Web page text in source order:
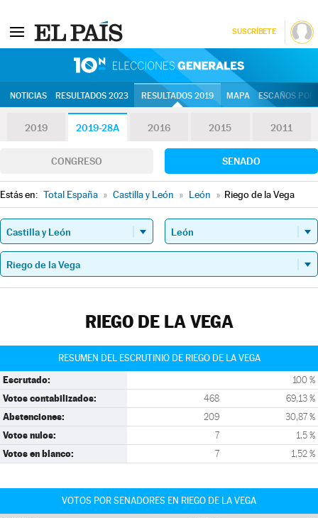
SUSCRÍBETE
NOTICIAS RESULTADOS 2023 RESULTADOS 2019 MAPA ESCAÑOS
2019 2019-28A 2016 2015 2011
CONGRESO SENADO
Estás en: Total España » Castilla y León » León » Riego de la Vega
RIEGO DE LA VEGA
RESUMEN DEL ESCRUTINIO DE RIEGO DE LA VEGA
Escrutado: 100 %
Votos contabilizados: 468 69,13 %
Abstenciones: 209 30,87 %
Votos nulos: 7 1,5 %
Votos en blanco: 7 1,52 %
VOTOS POR SENADORES EN RIEGO DE LA VEGA